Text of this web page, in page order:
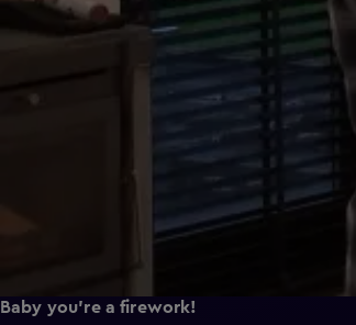
Baby you're a firework!